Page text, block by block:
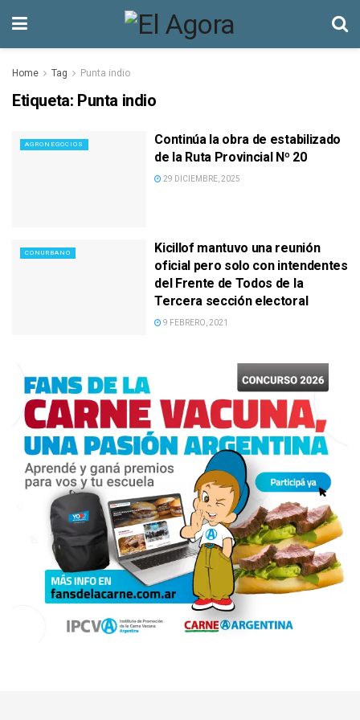
Home Tag Punta indio
Etiqueta: Punta indio
AGRONEGOCIOS
Continúa la obra de estabilizado
de la Ruta Provincial Nº 20
29 DICIEMBRE, 2025
CONURBANO
Kicillof mantuvo una reunión
oficial pero solo con intendentes
del Frente de Todos de la
Tercera sección electoral
9 FEBRERO, 2021